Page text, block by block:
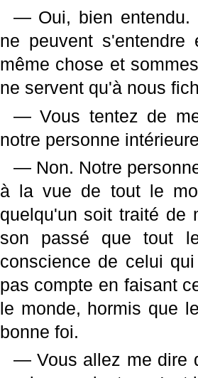
— Oui, bien entendu.
ne peuvent
même chose et
ne servent qu'à nous
— Vous tentez de
notre personne
— Non. Notre
à la vue de tout le
quelqu'un soit traité de
son passé que tout
conscience de celui
pas compte en faisant
le monde, hormis que
bonne foi.
— Vous allez me dire